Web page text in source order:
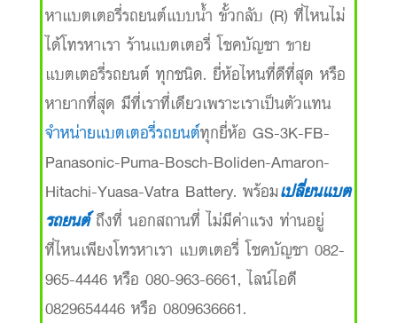
หาแบตเตอรี่รถยนต์แบบน้ำ ขั้วกลับ (R) ที่ไหนไม่
ได้โทรหาเรา ร้านแบตเตอรี่ โชคบัญชา ขาย
แบตเตอรี่รถยนต์ ทุกชนิด. ยี่ห้อไหนที่ดีที่สุด หรือ
หายากที่สุด มีที่เราที่เดียวเพราะเราเป็นตัวแทน
จำหน่ายแบตเตอรี่รถยนต์ทุกยี่ห้อ GS-3K-FB-
Panasonic-Puma-Bosch-Boliden-Amaron-
Hitachi-Yuasa-Vatra Battery. พร้อมเปลี่ยนแบต
รถยนต์ถึงที่ นอกสถานที่ ไม่มีค่าแรง ท่านอยู่
ที่ไหนเพียงโทรหาเรา แบตเตอรี่ โชคบัญชา 082-
965-4446 หรือ 080-963-6661, ไลน์ไอดี
0829654446 หรือ 0809636661.